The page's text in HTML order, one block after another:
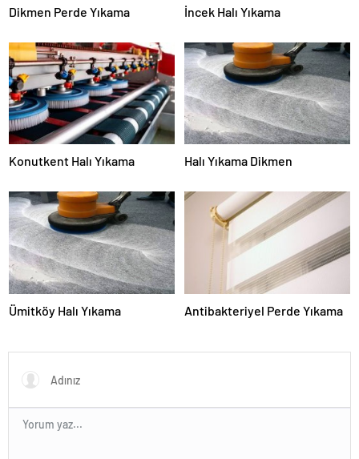
Dikmen Perde Yıkama İncek Halı Yıkama
Konutkent Halı Yıkama Halı Yıkama Dikmen
Ümitköy Halı Yıkama Antibakteriyel Perde Yıkama